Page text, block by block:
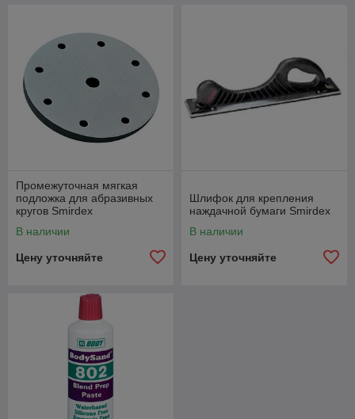
Промежуточная мягкая
подложка для абразивных
кругов Smirdex
В наличии
Цену уточняйте
Шлифок для крепления
наждачной бумаги Smirdex
В наличии
Цену уточняйте